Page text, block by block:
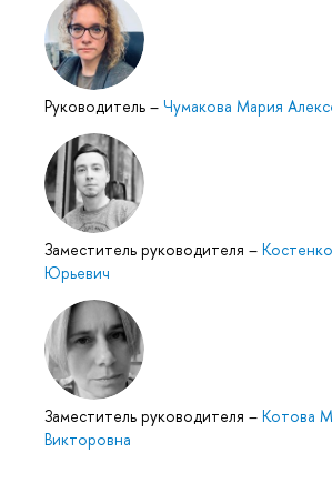
Руководитель – Чумакова Мария
Заместитель руководителя –
Юрьевич
Заместитель руководителя – Котова
Викторовна